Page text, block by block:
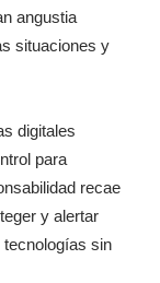
angustia
situaciones y
digitales
para
recae
y alertar
sin